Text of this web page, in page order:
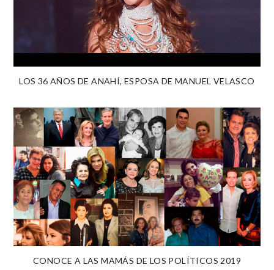
LOS 36 AÑOS DE ANAHÍ, ESPOSA DE MANUEL VELASCO
CONOCE A LAS MAMÁS DE LOS POLÍTICOS 2019